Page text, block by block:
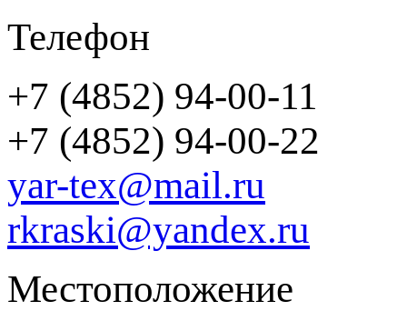
Телефон
+7 (4852) 94-00-11
+7 (4852) 94-00-22
yar-tex@mail.ru
rkraski@yandex.ru
Местоположение